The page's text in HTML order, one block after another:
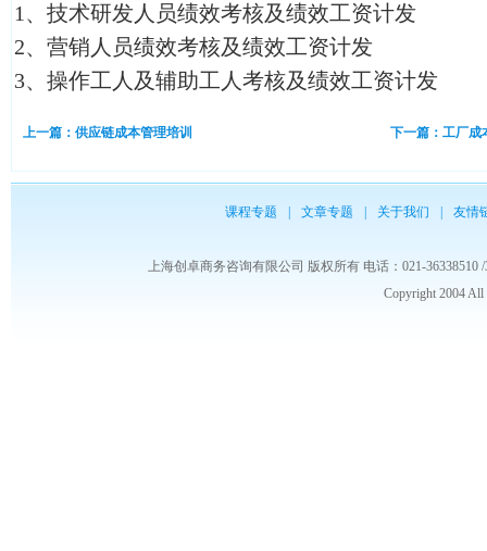
1、技术研发人员绩效考核及绩效工资计发
2、营销人员绩效考核及绩效工资计发
3、操作工人及辅助工人考核及绩效工资计发
上一篇：供应链成本管理培训 下一篇：工厂成
课程专题 文章专题 关于我们 友情
上海创卓商务咨询有限公司 版权所有 电话：021-36338510 /
Copyright 2004 All